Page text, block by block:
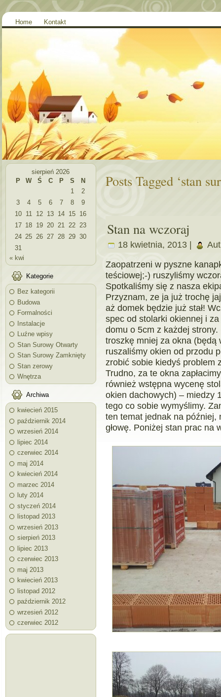
Home Kontakt
sierpień 2026
P
W Ś C P S
N
1
2
3
4 5 6 7 8
9
10 11 12 13 14 15 16
17 18 19 20 21 22 23
24 25 26 27 28 29 30
31
« kwi
Kategorie
Bez kategorii
Budowa
Formalności
Instalacje
Luźne wpisy
Stan Surowy Otwarty
Stan Surowy Zamknięty
Stan zerowy
Wnętrza
Archiwa
kwiecień 2015
październik 2014
wrzesień 2014
lipiec 2014
czerwiec 2014
maj 2014
kwiecień 2014
marzec 2014
luty 2014
styczeń 2014
listopad 2013
wrzesień 2013
sierpień 2013
lipiec 2013
czerwiec 2013
maj 2013
kwiecień 2013
listopad 2012
październik 2012
wrzesień 2012
czerwiec 2012
Posts Tagged ‘stan
Stan na wczoraj
18 kwietnia, 2013 |
Zaopatrzeni w pyszne
teściowej;-) ruszyliśmy
Spotkaliśmy się z nasza
Przyznam, ze ja już trochę
aż domek będzie już stał!
spec od stolarki okiennej i
domu o 5cm z każdej strony.
troszkę mniej za okna (będą
ruszaliśmy okien od przodu
zrobić sobie kiedyś problem
Trudno, za te okna
również wstępna wycenę
okien dachowych) – miedzy
tego co sobie wymyślimy.
ten temat jednak na później,
głowę. Poniżej stan prac na